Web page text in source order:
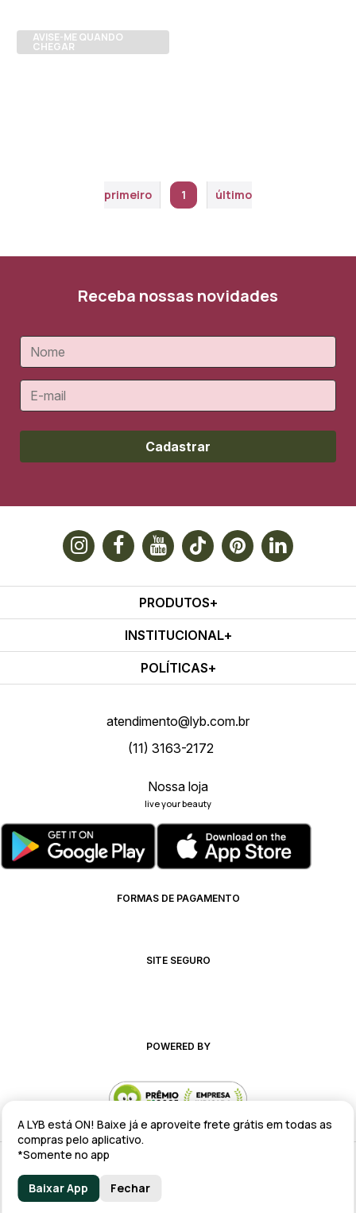
AVISE-ME QUANDO
CHEGAR
primeiro 1 último
Receba nossas novidades
Cadastrar
PRODUTOS
INSTITUCIONAL
POLÍTICAS
atendimento@lyb.com.br
(11) 3163-2172
Nossa loja
live your beauty
FORMAS DE PAGAMENTO
SITE SEGURO
POWERED BY
Alteração de preços e condições comerciais estão sujeitas a alteração
lyb @ 2025 - Av. Talma Rodrigues Ribeiro, 147 - Galpão 02 MOD
A LYB está ON! Baixe já e aproveite frete grátis em todas as
compras pelo aplicativo.
*Somente no app
Baixar App Fechar